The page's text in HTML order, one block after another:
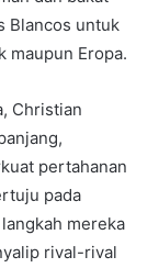
Blancos untuk
maupun Eropa.
Christian
pertahanan
pada
mereka
rival-rival